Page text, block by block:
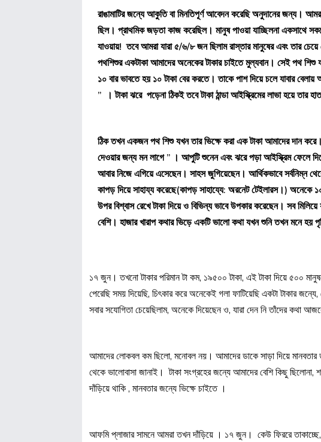
রাঙামাটির জন্যে আকুতি বা মিনতিপূর্ণ আবেদন করেছি অনুদানের জন্য।
ছিল। প্রাথমিক জড়তা কাজ করেছিল। মানুষ পাওয়া যাচ্ছিলনা একসাথে
যাওয়ায়!তবে আমরা যারা ৫/৬/৮ জন ছিলাম রাস্তার মানুষের এবং তার
পথশিশুর একটাকা আমাদের অনেকের টাকার চাইতে মুল্যবান। সেই পথ শিশু
১০ বার ভাবতে হয় ১০ টাকা বের করতে। তাকে পাশ দিয়ে চলে যাবার
” । টাকা ঝরে পড়েনা ঠিকই তবে টাকা ঠান্ডা আইস্ক্রিমের লাভা হয়ে তার
ঠিক তখন একজন পথ শিশু যখন তার ভিক্ষে করা এক টাকা আমাদের দান
দেওয়ার জন্য মন লাগে ” । আপুটি শুনেন এবং ঝরে পড়া আইস্ক্রিম ফেলে
আবার নিজে এগিয়ে এসেছেন। সাহস জুগিয়েছেন। আর্থিকভাবে সর্বনিম্ন
কাপড় দিয়ে সাহায্য করেছে(কাপড় সাহায্যে: অরনেট টেইলারস।) অনেকে
উপর বিশ্বাস রেখে টাকা দিয়ে ও বিভিন্য ভাবে উপকার করেছেন। সব
বেশি। হাজার খারাপ কথার ভিড়ে একটি ভালো কথা যখন শুনি তখন মনে হয়
১৭ জুন। তখনো টাকার পরিমান টা কম, ১৯৫০০ টাকা, এই টাকা দিয়ে ৫০০
পেরেছি সময় দিয়েছি, চিৎকার করে অনেকেই গলা ফাটিয়েছি একটা টাকার
সবার সযোগিতা চেয়েছিলাম, অনেকে দিয়েছেন ও, যারা দেন নি তাঁদের কথা
আমাদের লোকবল কম ছিলো, মনোবল নয়। আমাদের ডাকে সাড়া দিয়ে মানবতার
থেকে ভালোবাসা জানাই। টাকা সংগ্রহের জন্যে আমাদের বেশি কিছু ছিলোনা,
দাঁড়িয়ে থাকি , মানবতার জন্যে ভিক্ষে চাইতে ।
আফমি প্লাজার সামনে আমরা তখন দাঁড়িয়ে । ১৭ জুন। কেউ ফিররে